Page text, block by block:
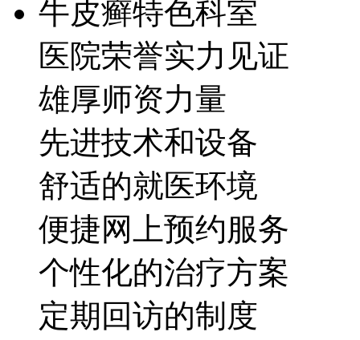
牛皮癣特色科室
医院荣誉实力见证
雄厚师资力量
先进技术和设备
舒适的就医环境
便捷网上预约服务
个性化的治疗方案
定期回访的制度